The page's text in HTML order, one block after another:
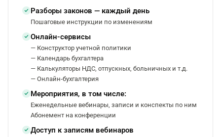
Разборы законов — каждый день
Пошаговые инструкции по изменениям
Онлайн-сервисы
— Конструктор учетной политики
— Календарь бухгалтера
— Калькуляторы НДС, отпускных, больничных и т.д.
— Онлайн-бухгалтерия
Мероприятия, в том числе:
Еженедельные вебинары, записи и конспекты по ним
Абонемент на конференции
Доступ к записям вебинаров